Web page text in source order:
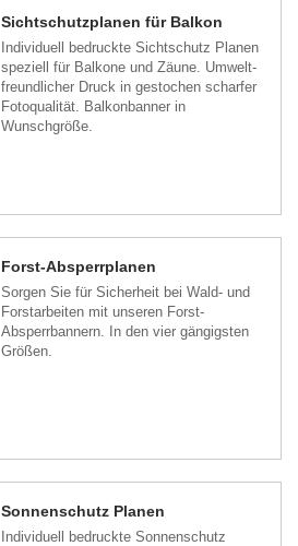
Sichtschutzplanen für Balkon
Individuell bedruckte Sichtschutz Planen
speziell für Balkone und Zäune. Umwelt-
freundlicher Druck in gestochen scharfer
Fotoqualität. Balkonbanner in
Wunschgröße.
Forst-Absperrplanen
Sorgen Sie für Sicherheit bei Wald- und
Forstarbeiten mit unseren Forst-
Absperrbannern. In den vier gängigsten
Größen.
Sonnenschutz Planen
Individuell bedruckte Sonnenschutz